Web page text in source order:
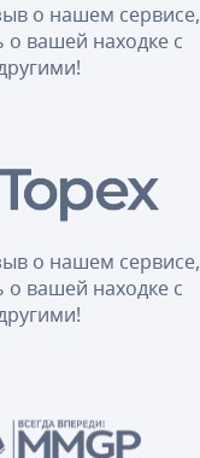
о нашем сервисе,
о вашей находке с
о нашем сервисе,
о вашей находке с